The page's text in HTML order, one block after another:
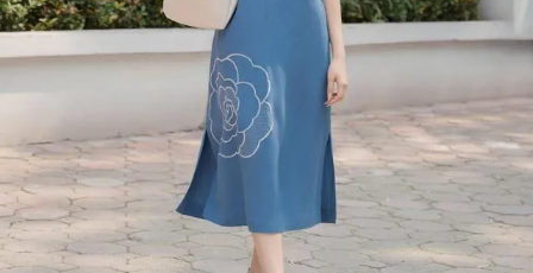
Theo dõi báo trên
Liên hệ quảng cáo
0908 780 404
Đặt báo Quảng cáo Tòa soạn Chính sách bảo
Tổng biên tập: Nguyễn Ngọc Toàn
Phó tổng biên tập: Hải Thành
Ủy viên Ban biên tập - Tổng Thư ký tòa soạn: Trần Việt Hưng